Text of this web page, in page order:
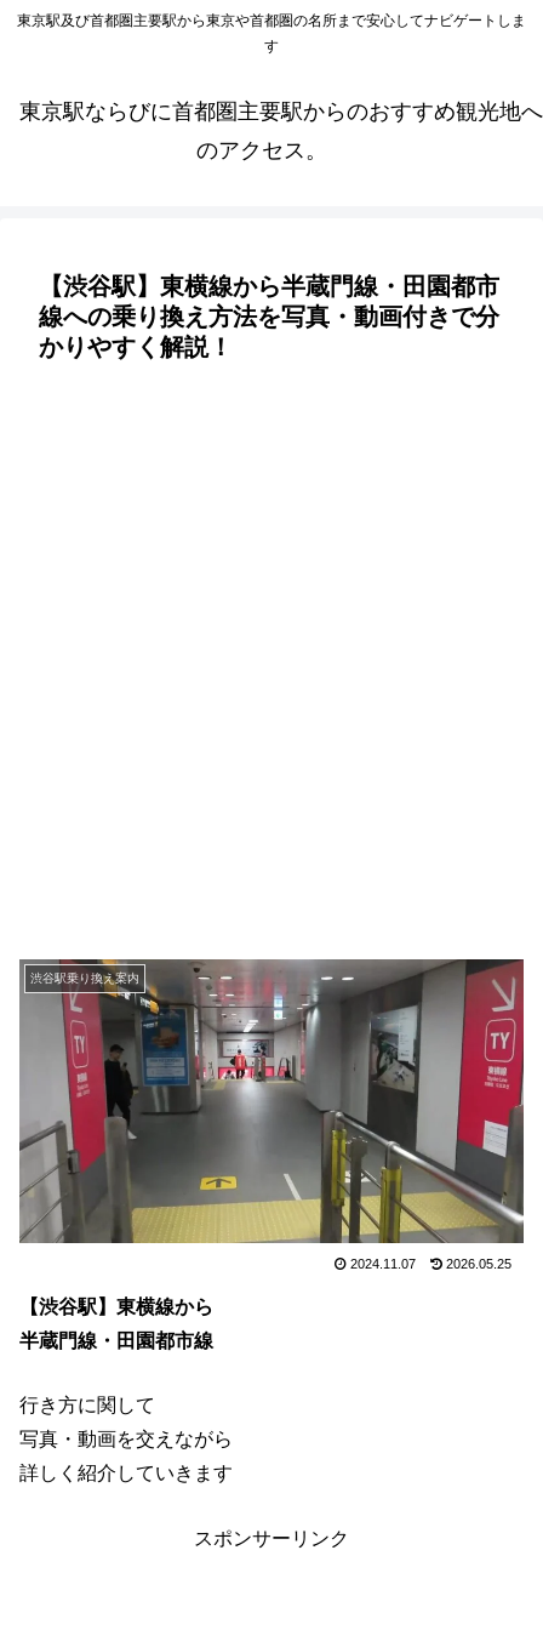
東京駅及び首都圏主要駅から東京や首都圏の名所まで安心してナビゲートしま
す
東京駅ならびに首都圏主要駅からのおすすめ観光地へ
のアクセス。
【渋谷駅】東横線から半蔵門線・田園都市
線への乗り換え方法を写真・動画付きで分
かりやすく解説！
渋谷駅乗り換え案内
2024.11.07 2026.05.25
【渋谷駅】東横線から
半蔵門線・田園都市線
行き方に関して
写真・動画を交えながら
詳しく紹介していきます
スポンサーリンク